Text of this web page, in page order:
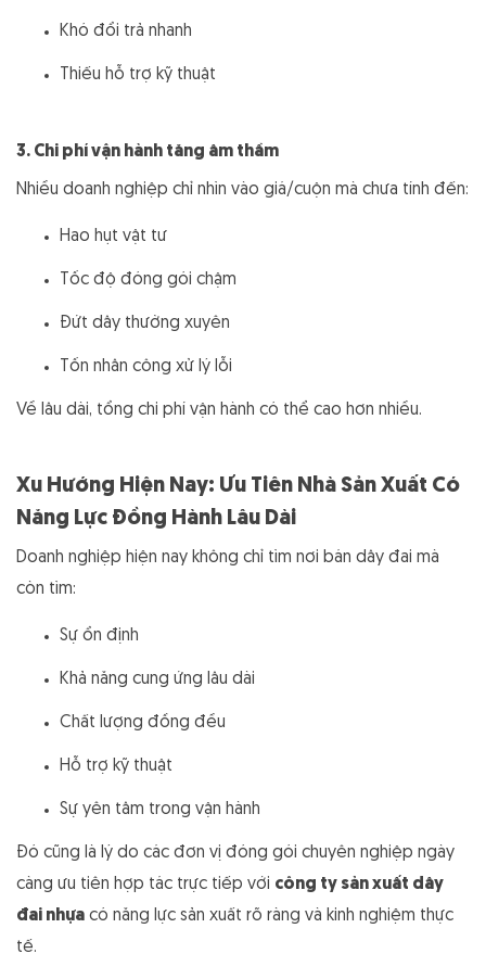
Khó đổi trả nhanh
Thiếu hỗ trợ kỹ thuật
3. Chi phí vận hành tăng âm thầm
Nhiều doanh nghiệp chỉ nhìn vào giá/cuộn mà chưa tính đến:
Hao hụt vật tư
Tốc độ đóng gói chậm
Đứt dây thường xuyên
Tốn nhân công xử lý lỗi
Về lâu dài, tổng chi phí vận hành có thể cao hơn nhiều.
Xu Hướng Hiện Nay: Ưu Tiên Nhà Sản Xuất Có
Năng Lực Đồng Hành Lâu Dài
Doanh nghiệp hiện nay không chỉ tìm nơi bán dây đai mà
còn tìm:
Sự ổn định
Khả năng cung ứng lâu dài
Chất lượng đồng đều
Hỗ trợ kỹ thuật
Sự yên tâm trong vận hành
Đó cũng là lý do các đơn vị đóng gói chuyên nghiệp ngày
càng ưu tiên hợp tác trực tiếp với công ty sản xuất dây
đai nhựa có năng lực sản xuất rõ ràng và kinh nghiệm thực
tế.